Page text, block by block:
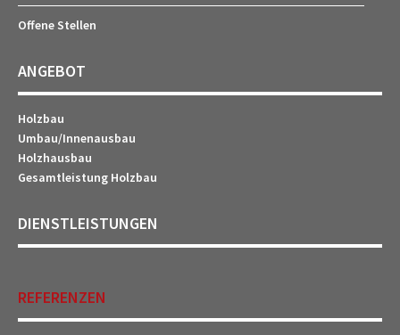
Offene Stellen
ANGEBOT
Holzbau
Umbau/Innenausbau
Holzhausbau
Gesamtleistung Holzbau
DIENSTLEISTUNGEN
REFERENZEN